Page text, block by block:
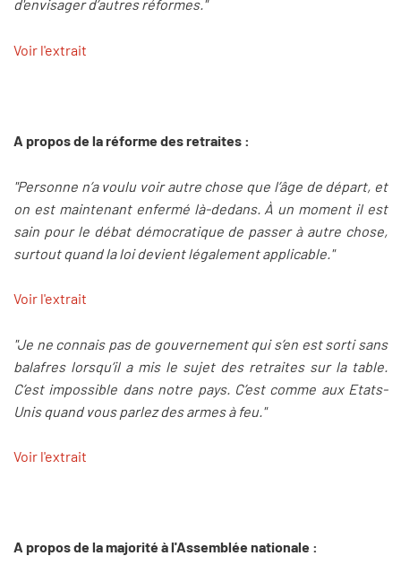
d'envisager d’autres réformes."
Voir l'extrait
A propos de la réforme des retraites :
"Personne n’a voulu voir autre chose que l’âge de départ, et
on est maintenant enfermé là-dedans. À un moment il est
sain pour le débat démocratique de passer à autre chose,
surtout quand la loi devient légalement applicable."
Voir l'extrait
"Je ne connais pas de gouvernement qui s’en est sorti sans
balafres lorsqu’il a mis le sujet des retraites sur la table.
C’est impossible dans notre pays. C’est comme aux Etats-
Unis quand vous parlez des armes à feu."
Voir l'extrait
A propos de la majorité à l'Assemblée nationale :